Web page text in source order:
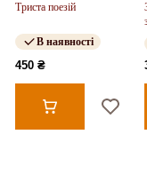
Триста поезій
В наявності
450 ₴